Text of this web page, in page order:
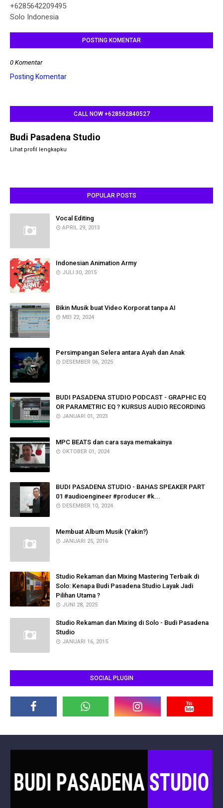
+6285642209495
Solo Indonesia
POSTING KOMENTAR
0 Komentar
Posting Komentar
CALL NOW +628562840527
Budi Pasadena Studio
Lihat profil lengkapku
POPULAR POSTS
Vocal Editing
APRIL 29, 2013
Indonesian Animation Army
JULI 30, 2015
Bikin Musik buat Video Korporat tanpa AI
MEI 22, 2024
Persimpangan Selera antara Ayah dan Anak
DESEMBER 06, 2025
BUDI PASADENA STUDIO PODCAST - GRAPHIC EQ
OR PARAMETRIC EQ ? KURSUS AUDIO RECORDING
JANUARI 01, 2023
MPC BEATS dan cara saya memakainya
OKTOBER 01, 2024
BUDI PASADENA STUDIO - BAHAS SPEAKER PART
01 #audioengineer #producer #k...
DESEMBER 10, 2024
Membuat Album Musik (Yakin?)
JANUARI 25, 2016
Studio Rekaman dan Mixing Mastering Terbaik di
Solo: Kenapa Budi Pasadena Studio Layak Jadi
Pilihan Utama ?
JUNI 28, 2025
Studio Rekaman dan Mixing di Solo - Budi Pasadena
Studio
JANUARI 16, 2015
SOCIAL PLUGIN